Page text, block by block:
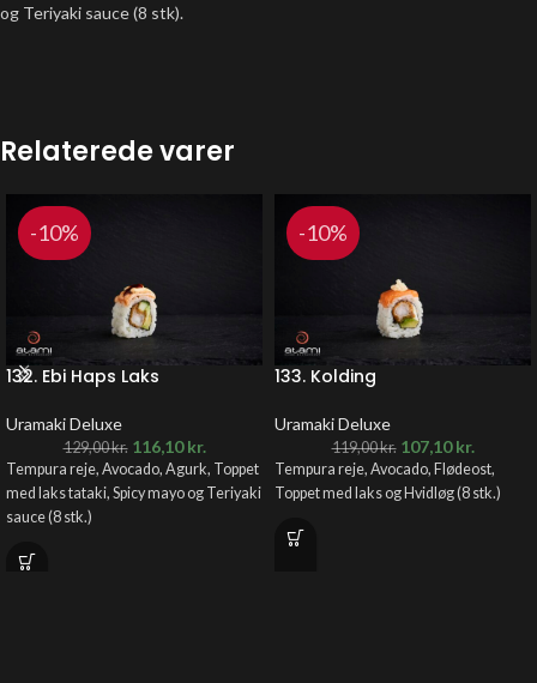
og Teriyaki sauce (8 stk).
Relaterede varer
-10%
132. Ebi Haps Laks
Uramaki Deluxe
129,00kr. 116,10kr.
Tempura reje, Avocado, Agurk, Toppet
med laks tataki, Spicy mayo og Teriyaki
sauce (8 stk.)
-10%
133. Kolding
Uramaki Deluxe
119,00kr. 107,10kr.
Tempura reje, Avocado, Flødeost,
Toppet med laks og Hvidløg (8 stk.)